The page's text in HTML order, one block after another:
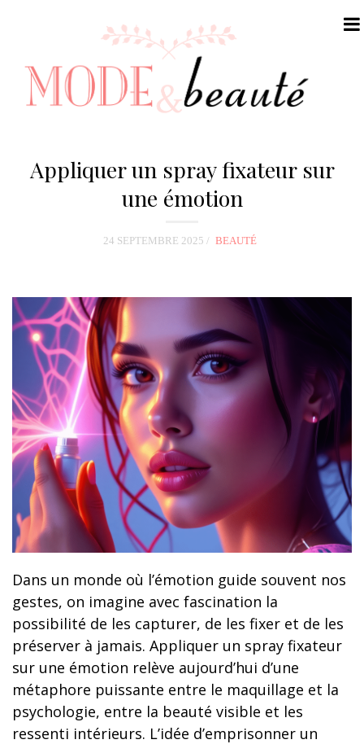
i
o
n
Appliquer un spray fixateur sur
une émotion
24 SEPTEMBRE 2025 BEAUTÉ
Dans un monde où l’émotion guide souvent nos
gestes, on imagine avec fascination la
possibilité de les capturer, de les fixer et de les
préserver à jamais. Appliquer un spray fixateur
sur une émotion relève aujourd’hui d’une
métaphore puissante entre le maquillage et la
psychologie, entre la beauté visible et les
ressenti intérieurs. L’idée d’emprisonner un